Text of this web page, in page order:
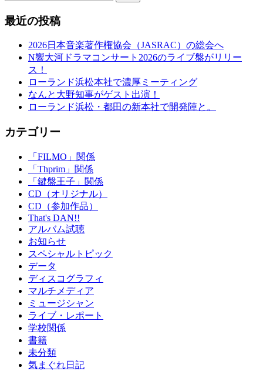
最近の投稿
2026日本音楽著作権協会（JASRAC）の総会へ
N響大河ドラマコンサート2026のライブ盤がリリー
ス！
ローランド浜松本社で濃厚ミーティング
なんと大野知事がゲスト出演！
ローランド浜松・都田の新本社で開発陣と。
カテゴリー
「FILMO」関係
「Thprim」関係
「鍵盤王子」関係
CD（オリジナル）
CD（参加作品）
That's DAN!!
アルバム試聴
お知らせ
スペシャルトピック
データ
ディスコグラフィ
マルチメディア
ミュージシャン
ライブ・レポート
学校関係
書籍
未分類
気まぐれ日記